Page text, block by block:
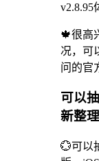
v2.8.95
🍁很高
况，可
问的官
可以
新整理
💮可以